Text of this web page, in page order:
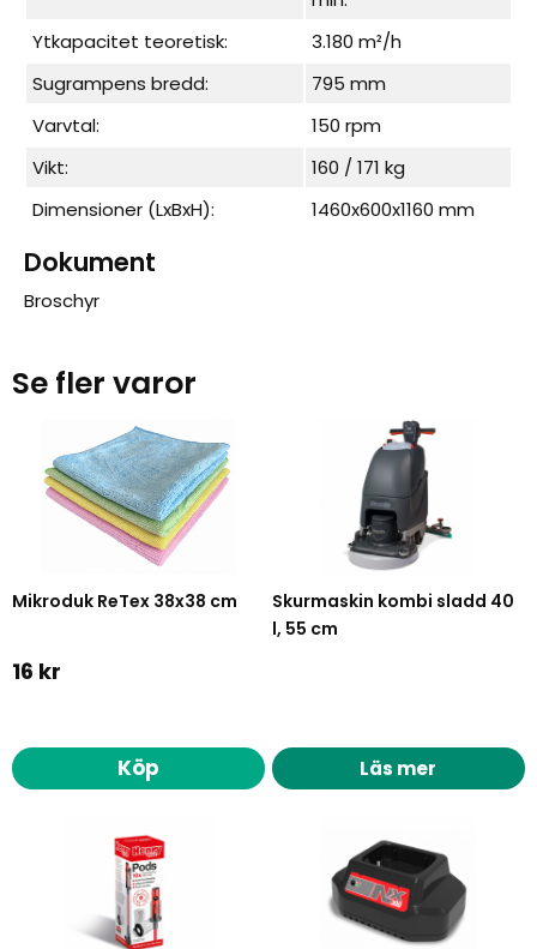
Ytkapacitet teoretisk:
3.180 m²/h
Sugrampens bredd:
795 mm
Varvtal:
150 rpm
Vikt:
160 / 171 kg
Dimensioner (LxBxH):
1460x600x1160 mm
Dokument
Broschyr
Se fler varor
Mikroduk ReTex 38x38 cm
16 kr
Köp
Skurmaskin kombi sladd 40
l, 55 cm
Läs mer